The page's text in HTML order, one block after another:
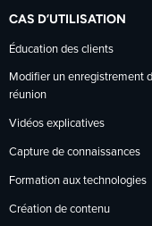
CAS D’UTILISATION
Éducation des clients
Modifier un enregistrement
réunion
Vidéos explicatives
Capture de connaissances
Formation aux technologies
Création de contenu